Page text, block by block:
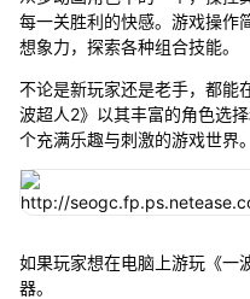
每一关胜利的快感。游戏操作
想象力，探索各种组合技能。
不论是新玩家还是老手，都能
波超人2》以其丰富的角色选
个充满乐趣与刺激的游戏世界。
如果玩家想在电脑上游玩《一
器。